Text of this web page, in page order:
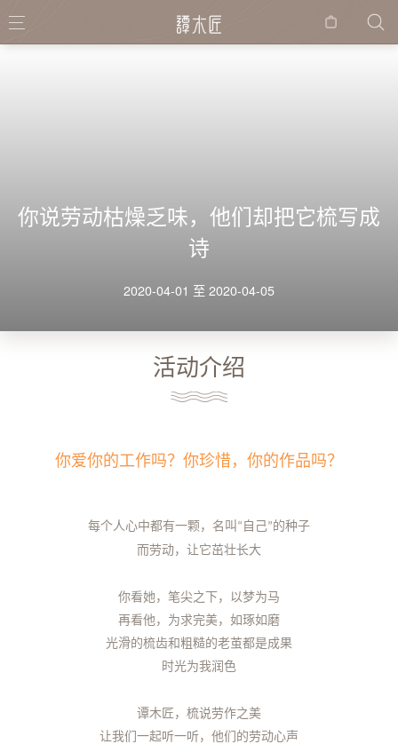
购物
你说劳动枯燥乏味，他们却把它梳写成
诗
2020-04-01 至 2020-04-05
活动介绍
你爱你的工作吗？你珍惜，你的作品吗？
每个人心中都有一颗， 名叫 “ 自己”的种子
而劳动，让它茁壮长大
你看她，笔尖之下，以梦为马
再看他，为求完美，如琢如磨
光滑的梳齿和粗糙的老茧都是成果
时光为我润色
谭木匠，梳说劳作之美
让我们一起听一听， 他们的劳动心声